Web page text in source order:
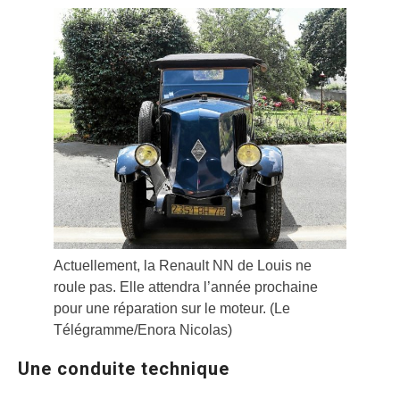
Actuellement, la Renault NN de Louis ne
roule pas. Elle attendra l’année prochaine
pour une réparation sur le moteur. (Le
Télégramme/Enora Nicolas)
Une conduite technique